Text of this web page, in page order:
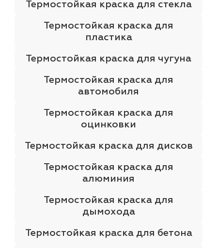
Термостойкая краска для стекла
Термостойкая краска для
пластика
Термостойкая краска для чугуна
Термостойкая краска для
автомобиля
Термостойкая краска для
оцинковки
Термостойкая краска для дисков
Термостойкая краска для
алюминия
Термостойкая краска для
дымохода
Термостойкая краска для бетона